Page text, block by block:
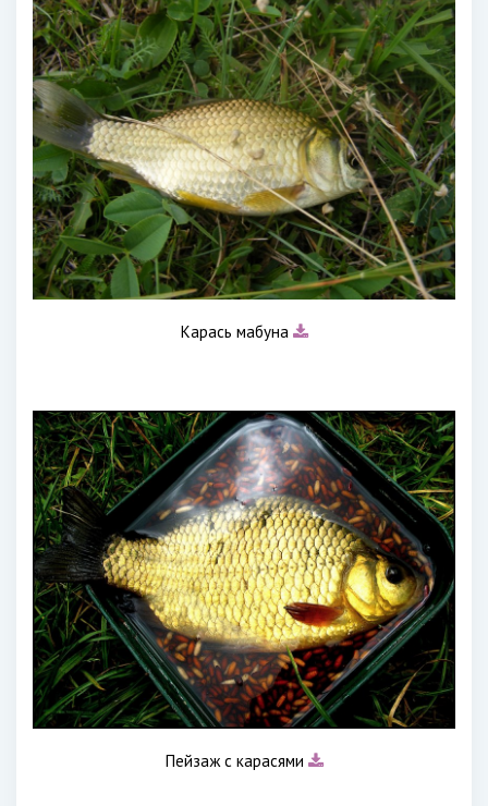
Карась мабуна
Пейзаж с карасями